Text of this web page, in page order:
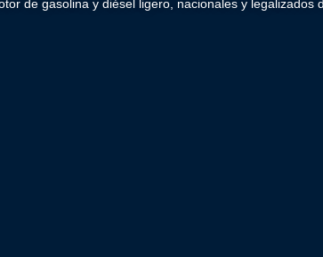
de gasolina y diésel ligero, nacionales y